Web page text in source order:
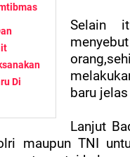
Di
Selain
baru
Lanjut
maupun TNI